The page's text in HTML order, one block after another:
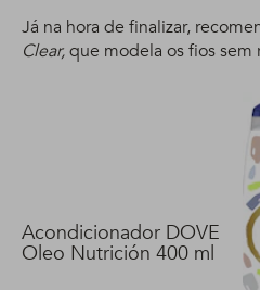
Já na hora de finalizar,
Clear,que modela os fios sem
Acondicionador DOVE
Oleo Nutrición 400 ml